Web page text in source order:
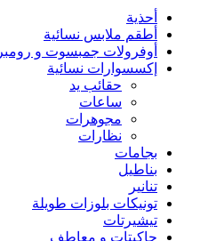
أحذية
أطقم ملابس نسائية
أوفرولات جمبسوت و رومبر
إكسسوارات نسائية
حقائب يد
ساعات
مجوهرات
نظارات
بجامات
بناطيل
تنانير
تونيكات بلوزات طويلة
تيشيرتات
جاكيتات و معاطف